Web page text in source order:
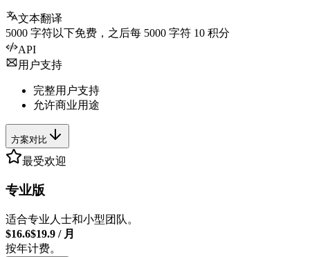
文本翻译
5000 字符以下免费，之后每 5000 字符 10 积分
API
用户支持
完整用户支持
允许商业用途
方案对比
最受欢迎
专业版
适合专业人士和小型团队。
$16.6$19.9 / 月
按年计费。